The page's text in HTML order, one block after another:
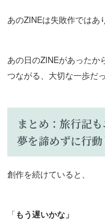
あのZINEは失敗作ではあ
あの日のZINEがあったか
つながる、大切な一歩だ
まとめ：旅行記
夢を諦めずに行
創作を続けていると、
「もう遅いかな」